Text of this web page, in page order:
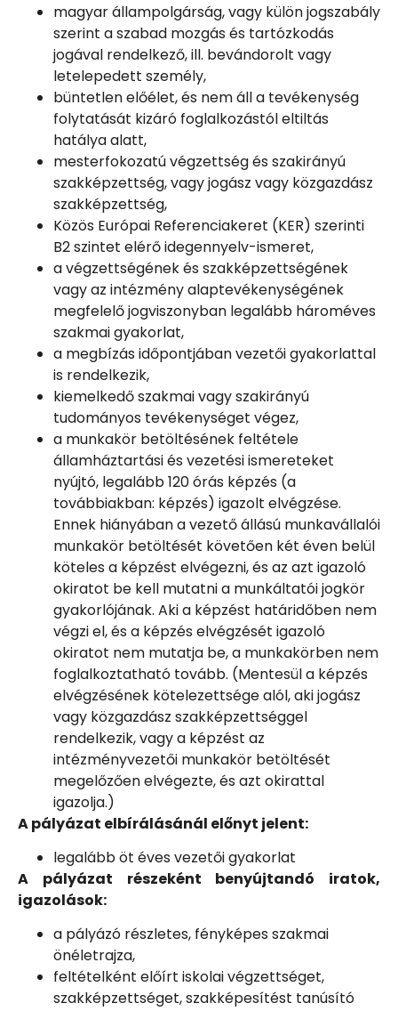
magyar állampolgárság, vagy külön jogszabály
szerint a szabad mozgás és tartózkodás
jogával rendelkező, ill. bevándorolt vagy
letelepedett személy,
büntetlen előélet, és nem áll a tevékenység
folytatását kizáró foglalkozástól eltiltás
hatálya alatt,
mesterfokozatú végzettség és szakirányú
szakképzettség, vagy jogász vagy közgazdász
szakképzettség,
Közös Európai Referenciakeret (KER) szerinti
B2 szintet elérő idegennyelv-ismeret,
a végzettségének és szakképzettségének
vagy az intézmény alaptevékenységének
megfelelő jogviszonyban legalább hároméves
szakmai gyakorlat,
a megbízás időpontjában vezetői gyakorlattal
is rendelkezik,
kiemelkedő szakmai vagy szakirányú
tudományos tevékenységet végez,
a munkakör betöltésének feltétele
államháztartási és vezetési ismereteket
nyújtó, legalább 120 órás képzés (a
továbbiakban: képzés) igazolt elvégzése.
Ennek hiányában a vezető állású munkavállalói
munkakör betöltését követően két éven belül
köteles a képzést elvégezni, és az azt igazoló
okiratot be kell mutatni a munkáltatói jogkör
gyakorlójának. Aki a képzést határidőben nem
végzi el, és a képzés elvégzését igazoló
okiratot nem mutatja be, a munkakörben nem
foglalkoztatható tovább. (Mentesül a képzés
elvégzésének kötelezettsége alól, aki jogász
vagy közgazdász szakképzettséggel
rendelkezik, vagy a képzést az
intézményvezetői munkakör betöltését
megelőzően elvégezte, és azt okirattal
igazolja.)
A pályázat elbírálásánál előnyt jelent:
legalább öt éves vezetői gyakorlat
A pályázat részeként benyújtandó iratok,
igazolások:
a pályázó részletes, fényképes szakmai
önéletrajza,
feltételként előírt iskolai végzettséget,
szakképzettséget, szakképesítést tanúsító